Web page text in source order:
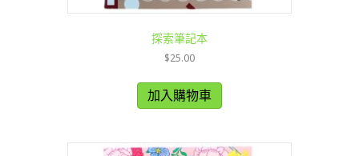
探索筆記本
$25.00
加入購物車